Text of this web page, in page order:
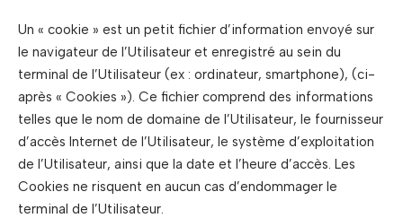
Un « cookie » est un petit fichier d’information envoyé sur
le navigateur de l’Utilisateur et enregistré au sein du
terminal de l’Utilisateur (ex : ordinateur, smartphone), (ci-
après « Cookies »). Ce fichier comprend des informations
telles que le nom de domaine de l’Utilisateur, le fournisseur
d’accès Internet de l’Utilisateur, le système d’exploitation
de l’Utilisateur, ainsi que la date et l’heure d’accès. Les
Cookies ne risquent en aucun cas d’endommager le
terminal de l’Utilisateur.